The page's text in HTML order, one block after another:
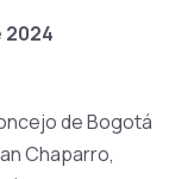
2024
de Bogotá
Chaparro,